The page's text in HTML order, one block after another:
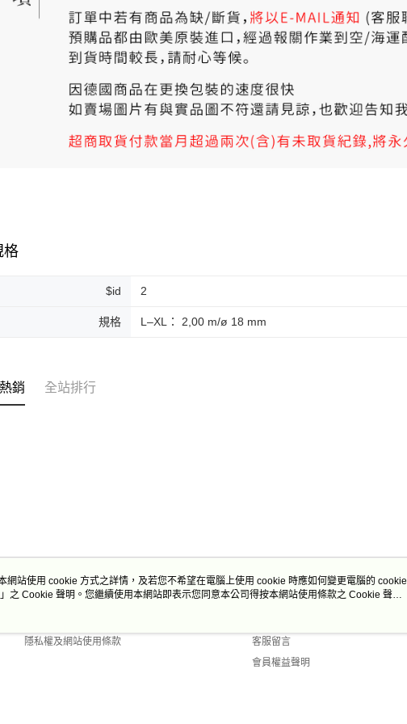
格
$id 2
規格 L–XL： 2,00 m/ø 18 mm
銷 全站排行
關於我們
隱私權及網站使用條款
客服資訊
客服留言
會員權益聲明
網站使用 cookie 方式之詳情，及若您不希望在電腦上使用 cookie 時應如何變更電腦的 cookie
」之 Cookie 聲明。您繼續使用本網站即表示您同意本公司得按本網站使用條款之 Cookie 聲明